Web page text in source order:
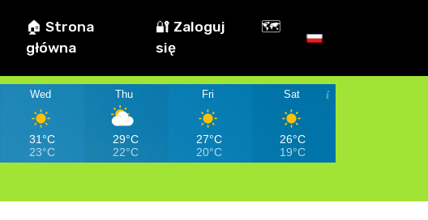
🏠 Strona
główna
🔐 Zaloguj
się
🗺️
Wed
31°C
23°C
Thu
29°C
22°C
Fri
27°C
20°C
Sat
26°C
19°C